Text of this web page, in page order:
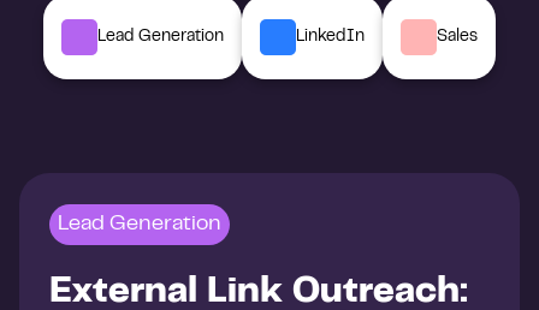
Lead Generation LinkedIn Sales
Lead Generation
External Link Outreach: